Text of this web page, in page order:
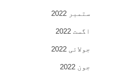
ستمبر 2022
اگست 2022
جولائی 2022
جون 2022